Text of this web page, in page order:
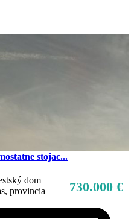
stojac...
730.000 €
dom
provincia